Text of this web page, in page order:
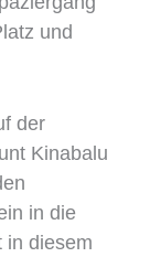
und
der
Kinabalu
in die
in diesem